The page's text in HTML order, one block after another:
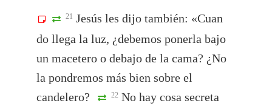
21 Jesús les dijo también: «Cuan
do llega la luz, ¿debemos ponerla bajo
un macetero o debajo de la cama? ¿No
la pondremos más bien sobre el
candelero?
22 No hay cosa secreta